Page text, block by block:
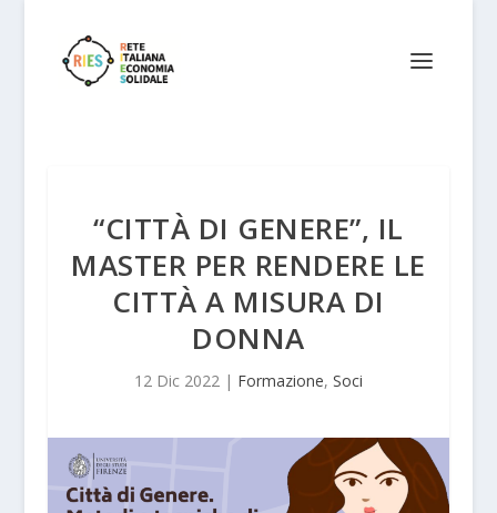
“CITTÀ DI GENERE”, IL
MASTER PER RENDERE LE
CITTÀ A MISURA DI
DONNA
12 Dic 2022| Formazione, Soci